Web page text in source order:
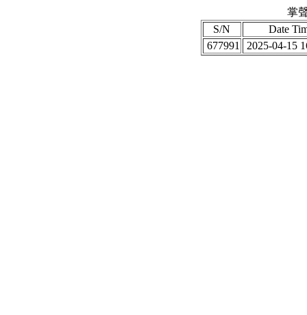
掌
S/N
Date
677991
2025-04-15